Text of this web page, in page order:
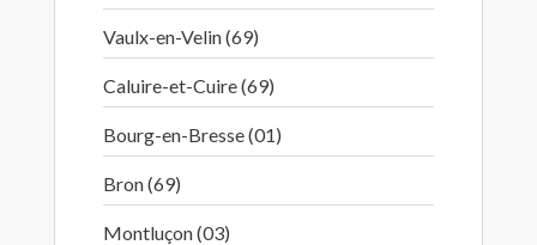
Vaulx-en-Velin (69)
Caluire-et-Cuire (69)
Bourg-en-Bresse (01)
Bron (69)
Montluçon (03)